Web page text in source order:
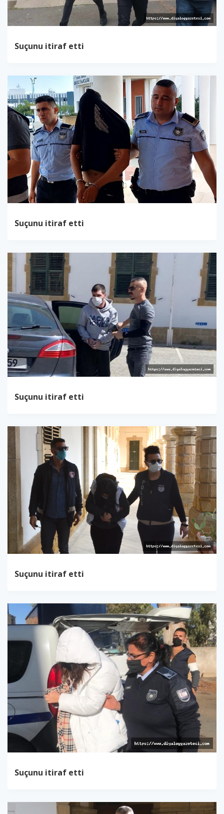
Suçunu itiraf etti
Suçunu itiraf etti
Suçunu itiraf etti
Suçunu itiraf etti
Suçunu itiraf etti